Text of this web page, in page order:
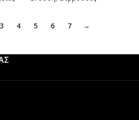
3 4 5 6 7 →